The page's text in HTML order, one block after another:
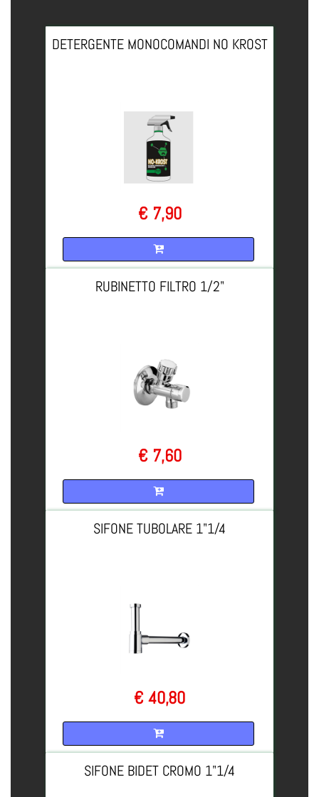
DETERGENTE MONOCOMANDI NO KROST
€ 7,90
RUBINETTO FILTRO 1/2"
€ 7,60
SIFONE TUBOLARE 1"1/4
€ 40,80
SIFONE BIDET CROMO 1"1/4